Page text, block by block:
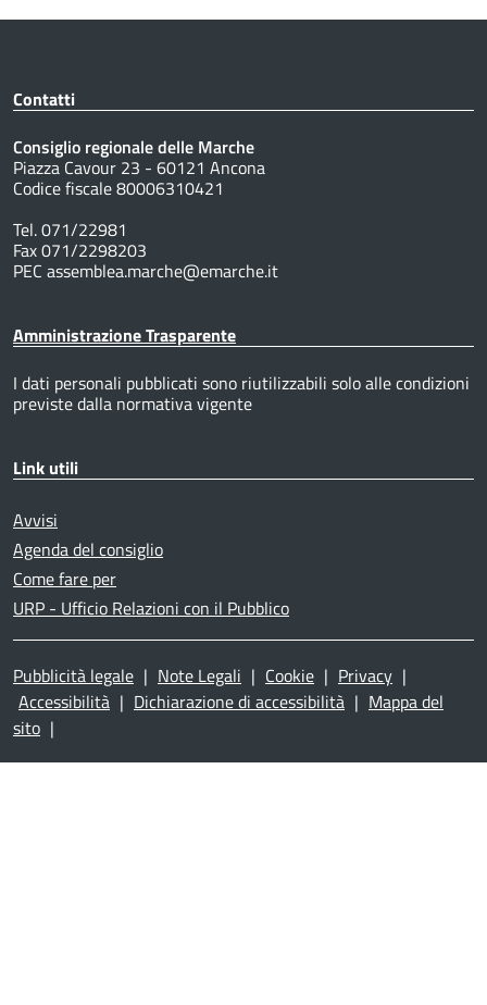
Contatti
Consiglio regionale delle Marche
Piazza Cavour 23 - 60121 Ancona
Codice fiscale 80006310421
Tel. 071/22981
Fax 071/2298203
PEC assemblea.marche@emarche.it
Amministrazione Trasparente
I dati personali pubblicati sono riutilizzabili solo alle condizioni
previste dalla normativa vigente
Link utili
Avvisi
Agenda del consiglio
Come fare per
URP - Ufficio Relazioni con il Pubblico
Pubblicità legale | Note Legali | Cookie | Privacy |
Accessibilità | Dichiarazione di accessibilità | Mappa del
sito |